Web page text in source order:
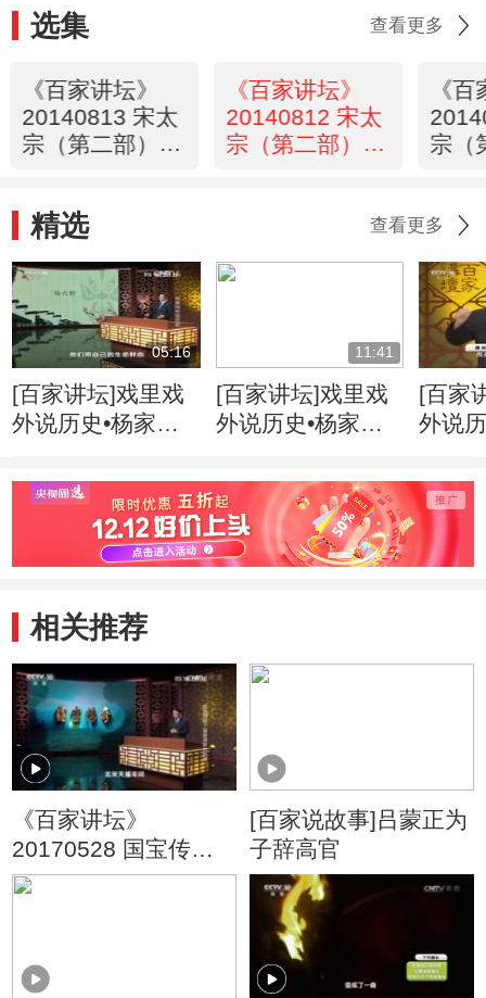
选集 查看更多
《百家讲坛》
20140813 宋太
宗（第二部）5
《百家讲坛》
20140812 宋太
宗（第二部）4
《
宗（
精选 查看更多
05:16
[百家讲坛]戏里戏
外说历史•杨家将
11:41
[百家讲坛]戏里戏
外说历史•杨家将
[百家
外说
相关推荐
《百家讲坛》
20170528 国宝传奇
（7）道服清辉范仲淹
[百家说故事]吕蒙正为
子辞高官